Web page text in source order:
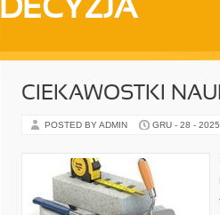
DECYZJA
CIEKAWOSTKI
POSTED BY ADMIN GRU - 28 - 2025